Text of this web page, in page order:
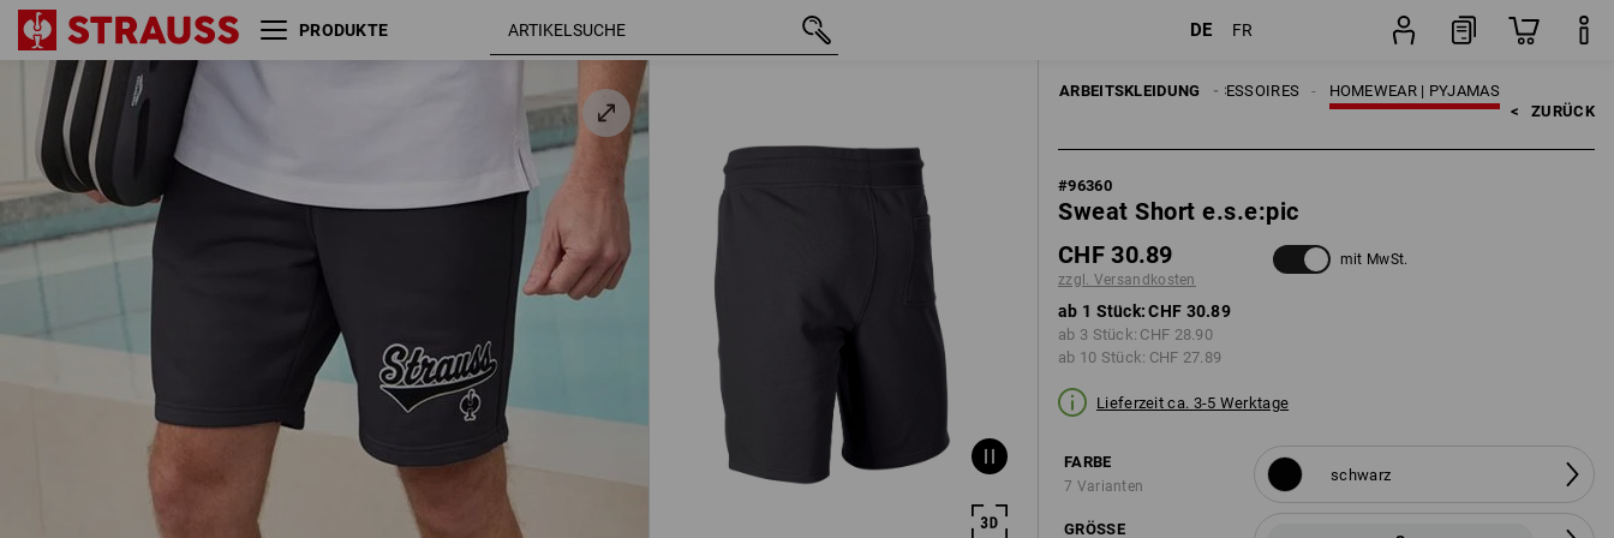
PRODUKTE DE FR
ARBEITSKLEIDUNG HOMEWEAR | PYJAMAS
ACCESSOIRES
HERREN
< ZURÜCK
#96360
Sweat Short e.s.e:pic
CHF 30.89
zzgl. Versandkosten
mit MwSt.
ab 1 Stück: CHF 30.89
ab 3 Stück: CHF 28.90
ab 10 Stück: CHF 27.89
Lieferzeit ca. 3-5 Werktage
FARBE
7 Varianten
schwarz
GRÖSSE
Sweat Short e.s.e:pic schwarz S CHF 30.89